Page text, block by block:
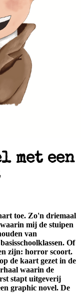
met een
toe. Zo'n driemaal
mij de stuipen
van
Of
zijn: horror scoort.
de kaart gezet in de
waarin de
stapt uitgeverij
graphic novel. De